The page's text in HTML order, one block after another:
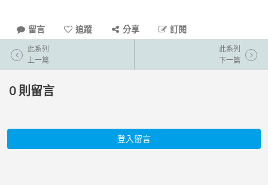
留言 追蹤 分享 訂閱
此系列
上一篇
此系列
下一篇
0 則留言
登入留言